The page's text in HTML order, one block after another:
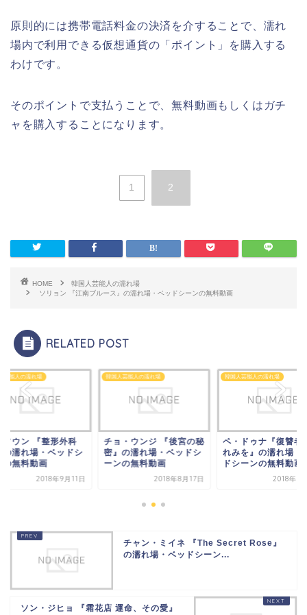
原則的には携帯電話料金の決済を介することで、濡れ
場内で利用できる仮想通貨の「ポイント」を購入する
わけです。
そのポイントで支払うことで、無料動画もしくはガチ
ャを購入することになります。
1 2
HOME
韓国人芸能人の濡れ場
ソリョン 『江南ブルース』の濡れ場・ベッドシーンの無料動画
RELATED POST
芸能人の濡れ場
ソウン 『整形外科
の濡れ場・ベッドシ
の無料動画
2018年9月11日
韓国人芸能人の濡れ場
チョ・ウンジ 『後宮の秘
密』の濡れ場・ベッドシ
ーンの無料動画
2018年8月17日
韓国人芸能人の濡れ場
ペ・ドゥナ『復讐者
れみを』の濡れ場・
ドシーンの無料動画
2018年5
チャン・ミイネ 『The Secret Rose』
の濡れ場・ベッドシーン...
ソン・ジヒョ 『霜花店 運命、その愛』